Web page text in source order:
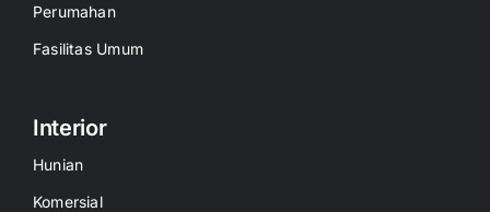
Perumahan
Fasilitas Umum
Interior
Hunian
Komersial